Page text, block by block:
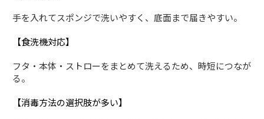
手を入れてスポンジで洗いやすく、底面まで届きやすい。
【食洗機対応】
フタ・本体・ストローをまとめて洗えるため、時短につなが
る。
【消毒方法の選択肢が多い】